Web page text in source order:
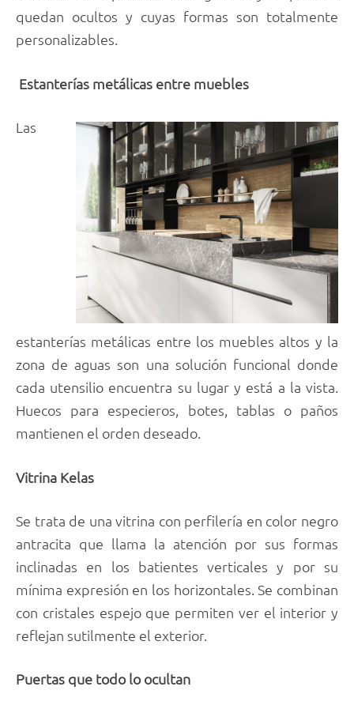
quedan ocultos y cuyas formas son totalmente
personalizables.
Estanterías metálicas entre muebles
Las
estanterías metálicas entre los muebles altos y la
zona de aguas son una solución funcional donde
cada utensilio encuentra su lugar y está a la vista.
Huecos para especieros, botes, tablas o paños
mantienen el orden deseado.
Vitrina Kelas
Se trata de una vitrina con perfilería en color negro
antracita que llama la atención por sus formas
inclinadas en los batientes verticales y por su
mínima expresión en los horizontales. Se combinan
con cristales espejo que permiten ver el interior y
reflejan sutilmente el exterior.
Puertas que todo lo ocultan